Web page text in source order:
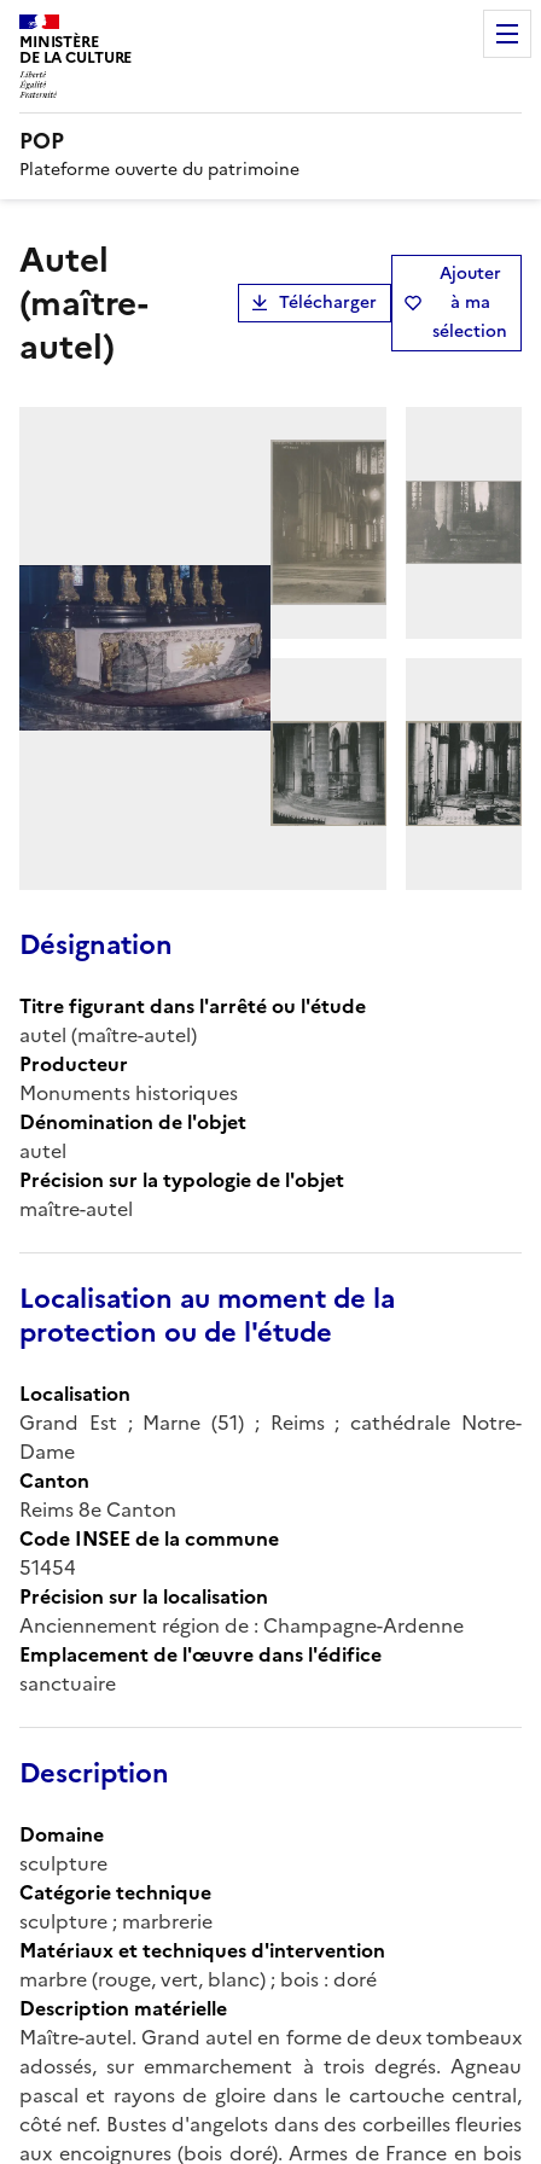
MINISTÈRE
DE LA CULTURE
POP
Plateforme ouverte du patrimoine
autel
(maître-
autel)
Télécharger
Ajouter
à ma
sélection
Désignation
Titre figurant dans l'arrêté ou l'étude
autel (maître-autel)
Producteur
Monuments historiques
Dénomination de l'objet
autel
Précision sur la typologie de l'objet
maître-autel
Localisation au moment de la
protection ou de l'étude
Localisation
Grand Est ; Marne (51) ; Reims ; cathédrale Notre-
Dame
Canton
Reims 8e Canton
Code INSEE de la commune
51454
Précision sur la localisation
Anciennement région de : Champagne-Ardenne
Emplacement de l'œuvre dans l'édifice
sanctuaire
Description
Domaine
sculpture
Catégorie technique
sculpture ; marbrerie
Matériaux et techniques d'intervention
marbre (rouge, vert, blanc) ; bois : doré
Description matérielle
Maître-autel. Grand autel en forme de deux tombeaux
adossés, sur emmarchement à trois degrés. Agneau
pascal et rayons de gloire dans le cartouche central,
côté nef. Bustes d'angelots dans des corbeilles fleuries
aux encoignures (bois doré). Armes de France en bois